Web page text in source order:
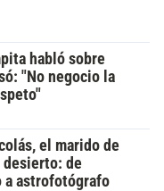
habló sobre
"No negocio la
el marido de
desierto: de
a astrofotógrafo